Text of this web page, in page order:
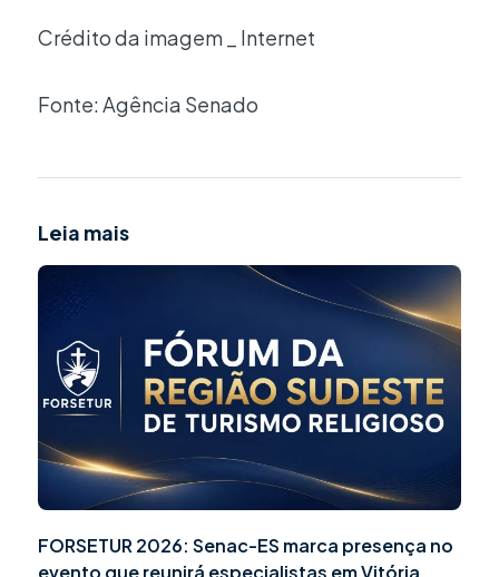
Crédito da imagem _ Internet
Fonte: Agência Senado
Leia mais
FORSETUR 2026: Senac-ES marca presença no